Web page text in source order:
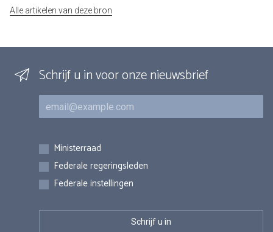
Alle artikelen van deze bron
Schrijf u in voor onze nieuwsbrief
E-mail
Inschrijvingen
Ministerraad
Federale regeringsleden
Federale instellingen